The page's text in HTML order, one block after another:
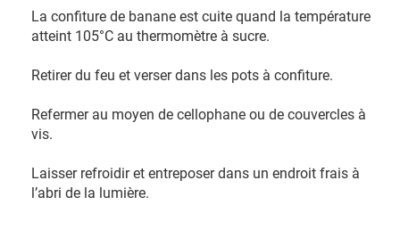
La confiture de banane est cuite quand la température
atteint 105°C au thermomètre à sucre.
Retirer du feu et verser dans les pots à confiture.
Refermer au moyen de cellophane ou de couvercles à
vis.
Laisser refroidir et entreposer dans un endroit frais à
l’abri de la lumière.